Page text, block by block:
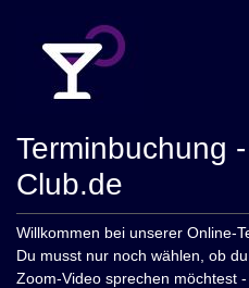
Terminbuchung
Club.de
Willkommen bei unserer Online-
Du musst nur noch wählen, ob
Zoom-Video sprechen möchtest